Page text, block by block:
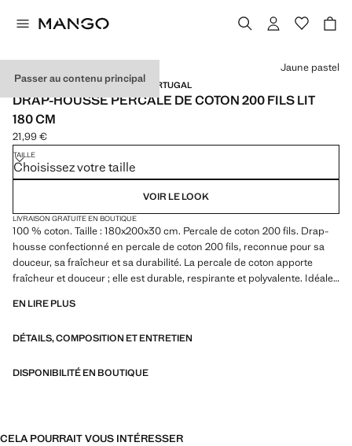
Passer au contenu principal
PERCALE DE COTON / MADE IN PORTUGAL
DRAP-HOUSSE PERCALE DE COTON 200 FILS LIT
180 CM
Prix actuel [21,99 € ]
21,99 €
Choisissez une couleur
Jaune pastel
TAILLE
Choisissez votre taille
VOIR LE LOOK
LIVRAISON GRATUITE EN BOUTIQUE
100 % coton. Taille : 180x200x30 cm. Percale de coton 200 fils. Drap-
housse confectionné en percale de coton 200 fils, reconnue pour sa
douceur, sa fraîcheur et sa durabilité. La percale de coton apporte
fraîcheur et douceur ; elle est durable, respirante et polyvalente. Idéale
plusieurs couleurs. À combiner avec d’autres articles de la collection.
EN LIRE PLUS
DÉTAILS, COMPOSITION ET ENTRETIEN
DISPONIBILITÉ EN BOUTIQUE
CELA POURRAIT VOUS INTÉRESSER